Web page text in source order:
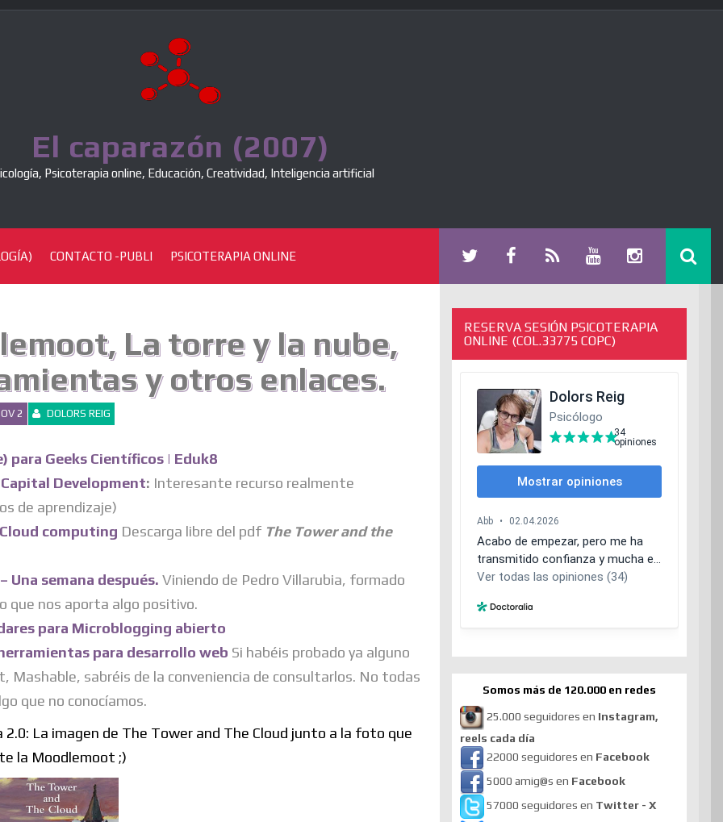
El caparazón (2007)
Psicoterapia online, Educación, Creatividad, Inteligencia artificial
CONTACTO -PUBLI PSICOTERAPIA ONLINE
La torre y la nube,
y otros enlaces.
2 DOLORS REIG
para Geeks Científicos | Eduk8
Development: Interesante recurso realmente
de aprendizaje)
Cloud computing Descarga libre del pdf The Tower and the
Una semana después. Viniendo de Pedro Villarubia, formado
que nos aporta algo positivo.
para Microblogging abierto
para desarrollo web Si habéis probado ya alguno
Mashable, sabréis de la conveniencia de consultarlos. No todas
que no conocíamos.
2.0: La imagen de The Tower and The Cloud junto a la foto que
la Moodlemoot ;)
RESERVA SESIÓN PSICOTERAPIA
ONLINE (COL.33775 COPC)
Somos más de 120.000 en redes
25.000 seguidores en Instagram,
reels cada día
22000 seguidores en Facebook
5000 amig@s en Facebook
57000 seguidores en Twitter - X